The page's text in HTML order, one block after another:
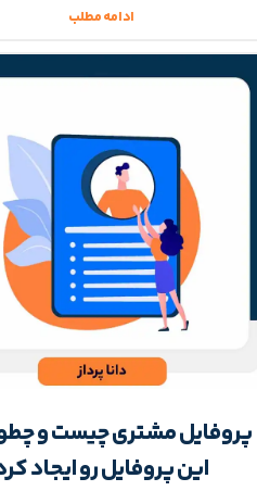
ادامه مطلب
پروفایل مشتری چیست و
این پروفایل رو ایجاد